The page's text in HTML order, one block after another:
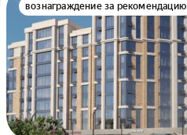
вознаграждение за рекомендацию